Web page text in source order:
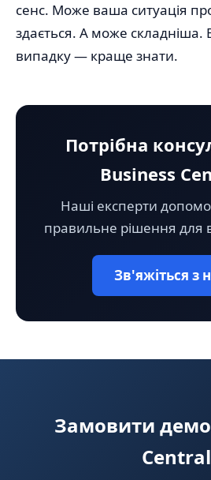
сенс. Може ваша ситуація
здається. А може складніша.
випадку — краще знати.
Потрібна
Business
Наші експерти
правильне рішення для
Зв'яжіться з
Замовити
Central